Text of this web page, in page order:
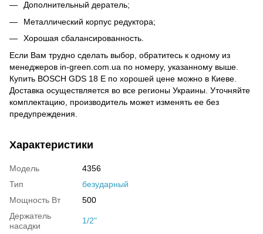
Дополнительный дератель;
Металлический корпус редуктора;
Хорошая сбалансированность.
Если Вам трудно сделать выбор, обратитесь к одному из
менеджеров in-green.com.ua по номеру, указанному выше.
Купить BOSCH GDS 18 E по хорошей цене можно в Киеве.
Доставка осуществляется во все регионы Украины. Уточняйте
комплектацию, производитель может изменять ее без
предупреждения.
Характеристики
Модель
4356
Тип
безударный
Мощность Вт
500
Держатель
насадки
1/2"